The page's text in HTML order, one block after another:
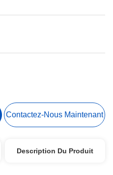
Contactez-Nous Maintenant
Description Du Produit